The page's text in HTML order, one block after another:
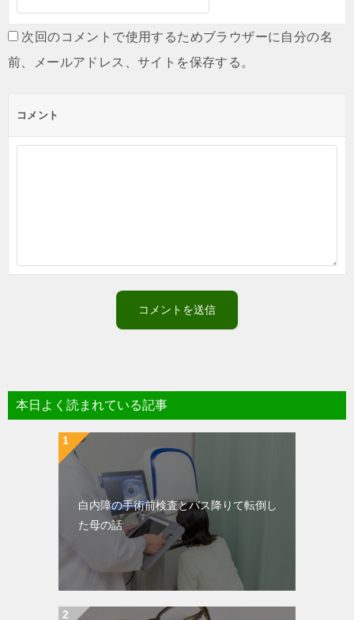
次回のコメントで使用するためブラウザーに自分の名
前、メールアドレス、サイトを保存する。
コメント
本日よく読まれている記事
白内障の手術前検査とバス降りて転倒し
た母の話